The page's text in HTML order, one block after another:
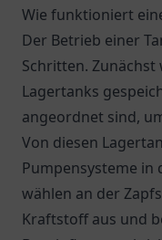
Wie funktioniert
Der Betrieb einer
Schritten.
Lagertanks
angeordnet sind,
Von diesen
Pumpensysteme in
wählen an der
Kraftstoff aus und